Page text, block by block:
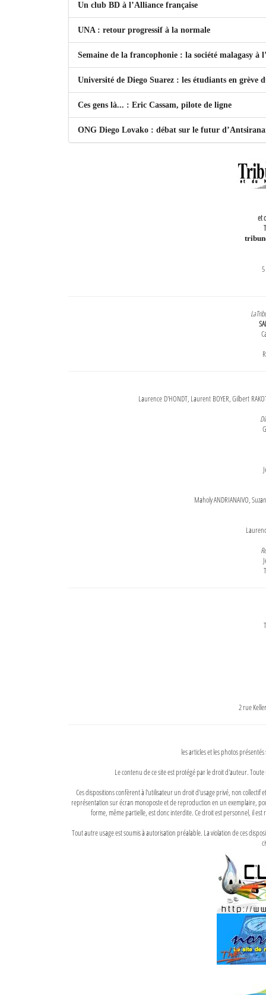
Un club BD à l’Alliance française
UNA : retour progressif à la normale
Semaine de la francophonie : la société malagasy à
Université de Diego Suarez : les étudiants en grève
Ces gens là... : Eric Cassam, pilote de ligne
ONG Diego Lovako : débat sur le futur
et
Laurence D'HONDT, Laurent BOYER, Gilbert
Maholy ANDRIANAIVO,
2 rue
les articles et les photos
Le contenu de ce site est protégé par le droit d'auteur.
Ces dispositions confèrent à l'utilisateur un droit d'usage privé, non
représentation sur écran monoposte et de reproduction en un exemplaire,
forme, même partielle, est donc interdite. Ce droit est personnel, il
Tout autre usage est soumis à autorisation préalable. La violation de ces